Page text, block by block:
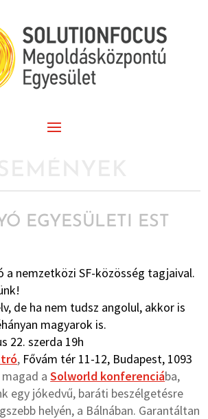
EGYESÜLETI EST
nemzetközi SF-közösség tagjaival.
de ha nem tudsz angolul, akkor is
magyarok is.
22. szerda 19h
, Fővám tér 11-12, Budapest, 1093
aSolworld konferenciába,
egy jókedvű, baráti beszélgetésre
helyén, a Bálnában. Garantáltan